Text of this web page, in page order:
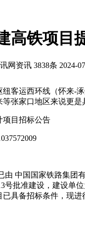
高铁项目
网资讯 3838条 2024-
客运西环线（怀来-
张家口地区来说更是
项目招标公告
由 中国国家铁路集团
号批准建设，建设单
具备招标条件，现进